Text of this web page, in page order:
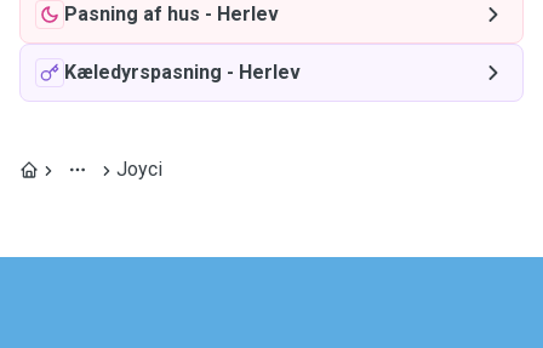
Pasning af hus - Herlev
Kæledyrspasning - Herlev
Joyci